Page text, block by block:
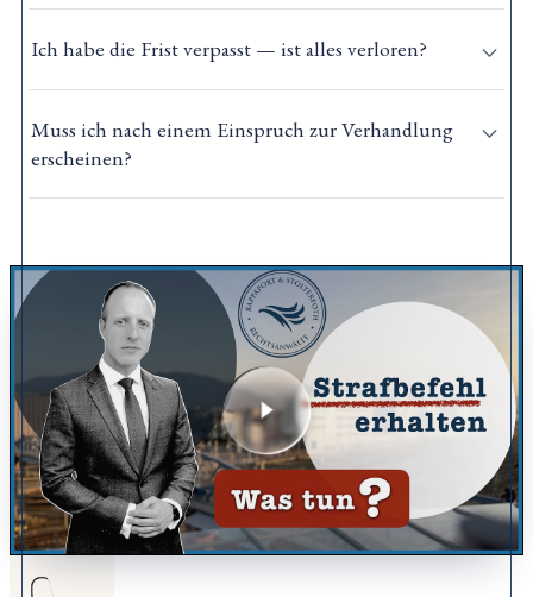
Ich habe die Frist verpasst — ist alles verloren?
Muss ich nach einem Einspruch zur Verhandlung
erscheinen?